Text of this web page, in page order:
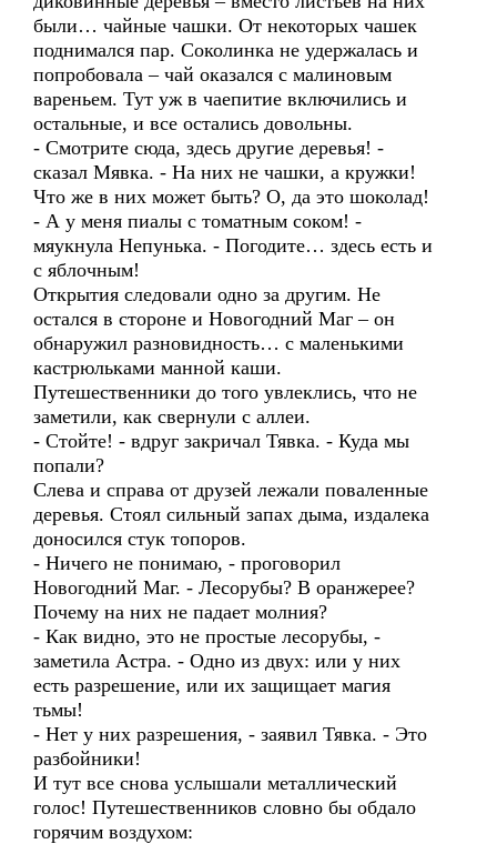
были… чайные чашки. От некоторых чашек
поднимался пар. Соколинка не удержалась и
попробовала – чай оказался с малиновым
вареньем. Тут уж в чаепитие включились и
остальные, и все остались довольны.
- Смотрите сюда, здесь другие деревья! -
сказал Мявка. - На них не чашки, а кружки!
Что же в них может быть? О, да это шоколад!
- А у меня пиалы с томатным соком! -
мяукнула Непунька. - Погодите… здесь есть и
с яблочным!
Открытия следовали одно за другим. Не
остался в стороне и Новогодний Маг – он
обнаружил разновидность… с маленькими
кастрюльками манной каши.
Путешественники до того увлеклись, что не
заметили, как свернули с аллеи.
- Стойте! - вдруг закричал Тявка. - Куда мы
попали?
Слева и справа от друзей лежали поваленные
деревья. Стоял сильный запах дыма, издалека
доносился стук топоров.
- Ничего не понимаю, - проговорил
Новогодний Маг. - Лесорубы? В оранжерее?
Почему на них не падает молния?
- Как видно, это не простые лесорубы, -
заметила Астра. - Одно из двух: или у них
есть разрешение, или их защищает магия
тьмы!
- Нет у них разрешения, - заявил Тявка. - Это
разбойники!
И тут все снова услышали металлический
голос! Путешественников словно бы обдало
горячим воздухом: